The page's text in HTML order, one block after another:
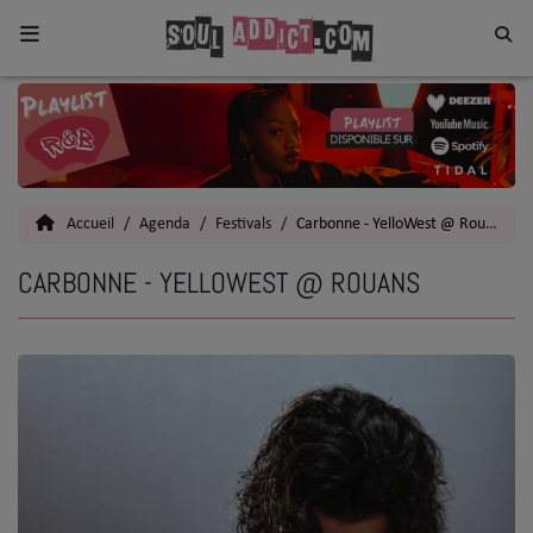
Home
Toutes les News
Actu
Accueil Agenda Festivals Carbonne - YelloWest @ Rouans
CARBONNE - YELLOWEST @ ROUANS